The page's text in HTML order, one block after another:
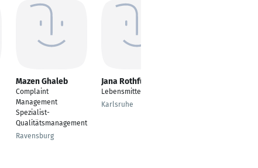
Mazen Ghaleb
Complaint
Management
Spezialist-
Qualitätsmanagement
Ravensburg
Jana Rothfuß
Lebensmittelchemie
Karlsruhe